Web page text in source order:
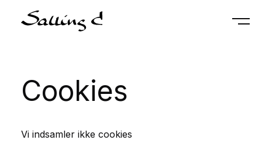
Cookies
Vi indsamler ikke cookies